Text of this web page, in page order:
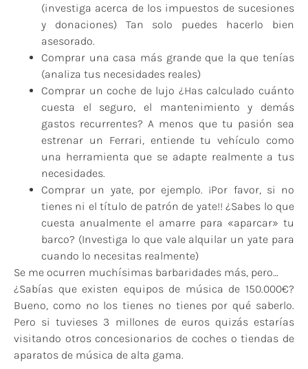
(investiga acerca de los impuestos de sucesiones
y donaciones) Tan solo puedes hacerlo bien
asesorado.
Comprar una casa más grande que la que tenías
(analiza tus necesidades reales)
Comprar un coche de lujo ¿Has calculado cuánto
cuesta el seguro, el mantenimiento y demás
gastos recurrentes? A menos que tu pasión sea
estrenar un Ferrari, entiende tu vehículo como
una herramienta que se adapte realmente a tus
necesidades.
Comprar un yate, por ejemplo. ¡Por favor, si no
tienes ni el título de patrón de yate!! ¿Sabes lo que
cuesta anualmente el amarre para «aparcar» tu
barco? (Investiga lo que vale alquilar un yate para
cuando lo necesitas realmente)
Se me ocurren muchísimas barbaridades más, pero…
¿Sabías que existen equipos de música de 150.000€?
Bueno, como no los tienes no tienes por qué saberlo.
Pero si tuvieses 3 millones de euros quizás estarías
visitando otros concesionarios de coches o tiendas de
aparatos de música de alta gama.